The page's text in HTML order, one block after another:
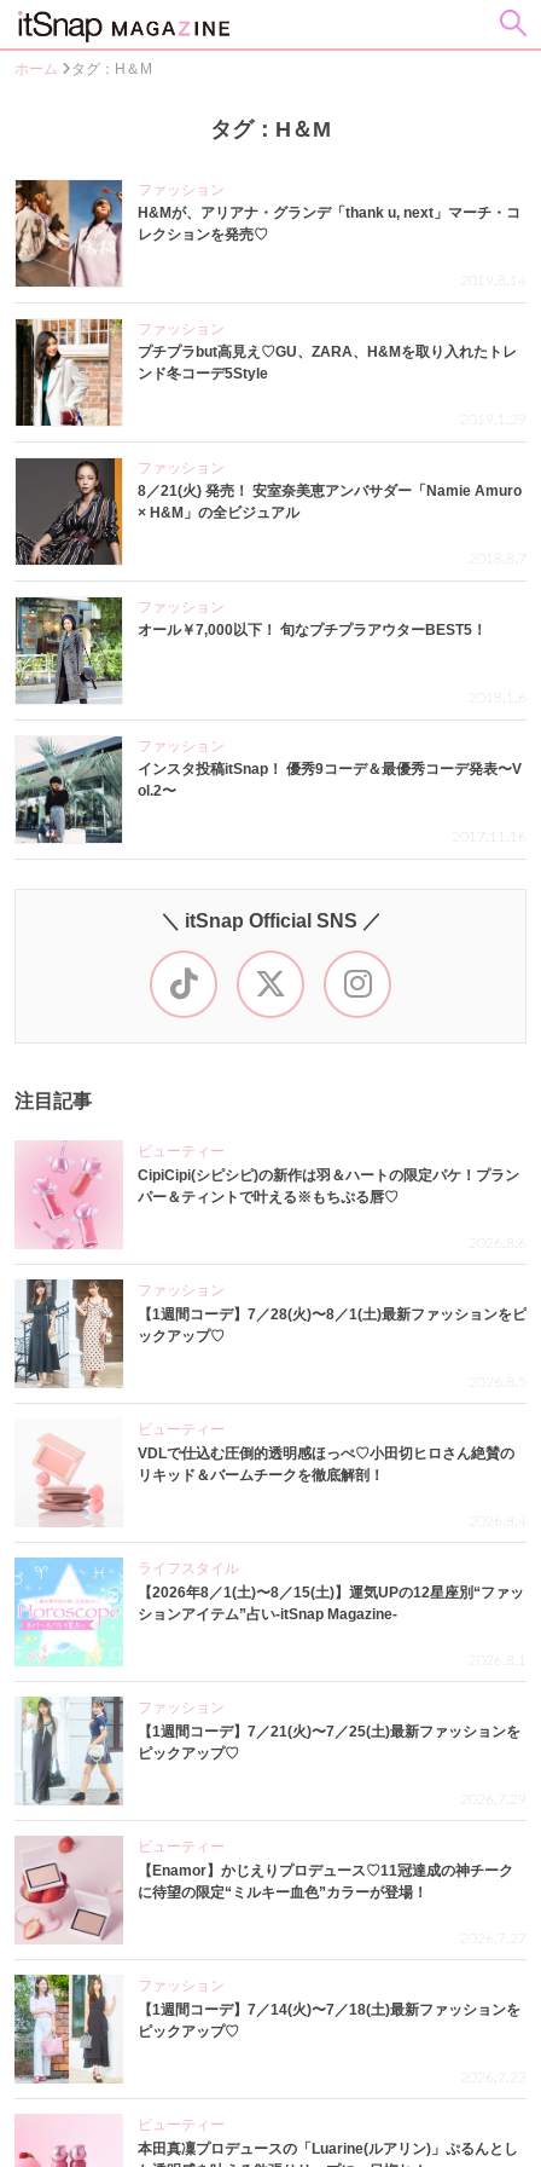
ホーム タグ：H＆M
タグ：H＆M
ファッション
H&Mが、アリアナ・グランデ「thank u, next」マーチ・コ
レクションを発売♡
2019.8.14
ファッション
プチプラbut高見え♡GU、ZARA、H&Mを取り入れたトレ
ンド冬コーデ5Style
2019.1.29
ファッション
8／21(火) 発売！ 安室奈美恵アンバサダー「Namie Amuro
× H&M」の全ビジュアル
2018.8.7
ファッション
オール￥7,000以下！ 旬なプチプラアウターBEST5！
2018.1.6
ファッション
インスタ投稿itSnap！ 優秀9コーデ＆最優秀コーデ発表〜V
ol.2〜
2017.11.16
＼ itSnap Official SNS ／
注目記事
ビューティー
CipiCipi(シピシピ)の新作は羽＆ハートの限定パケ！プラン
パー＆ティントで叶える※もちぷる唇♡
2026.8.6
ファッション
【1週間コーデ】7／28(火)〜8／1(土)最新ファッションをピ
ックアップ♡
2026.8.5
ビューティー
VDLで仕込む圧倒的透明感ほっぺ♡小田切ヒロさん絶賛の
リキッド＆バームチークを徹底解剖！
2026.8.4
ライフスタイル
【2026年8／1(土)〜8／15(土)】運気UPの12星座別“ファッ
ションアイテム”占い-itSnap Magazine-
2026.8.1
ファッション
【1週間コーデ】7／21(火)〜7／25(土)最新ファッションを
ピックアップ♡
2026.7.29
ビューティー
【Enamor】かじえりプロデュース♡11冠達成の神チーク
に待望の限定“ミルキー血色”カラーが登場！
2026.7.27
ファッション
【1週間コーデ】7／14(火)〜7／18(土)最新ファッションを
ピックアップ♡
2026.7.23
ビューティー
本田真凜プロデュースの「Luarine(ルアリン)」ぷるんとし